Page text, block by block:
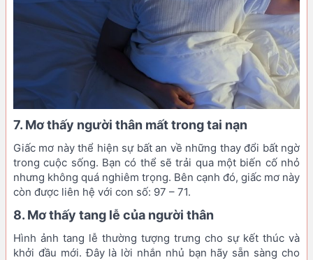
7. Mơ thấy người thân mất trong tai nạn
Giấc mơ này thể hiện sự bất an về những thay đổi bất ngờ
trong cuộc sống. Bạn có thể sẽ trải qua một biến cố nhỏ
nhưng không quá nghiêm trọng. Bên cạnh đó, giấc mơ này
còn được liên hệ với con số: 97 – 71.
8. Mơ thấy tang lễ của người thân
Hình ảnh tang lễ thường tượng trưng cho sự kết thúc và
khởi đầu mới. Đây là lời nhắn nhủ bạn hãy sẵn sàng cho